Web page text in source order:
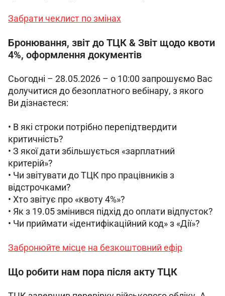
Забрати чеклист по змінах
Бронювання, звіт до ТЦК & Звіт щодо квоти
4%, оформлення документів
Сьогодні – 28.05.2026 – о 10:00 запрошуємо Вас
долучитися до безоплатного вебінару, з якого
Ви дізнаєтеся:
• В які строки потрібно перепідтвердити
критичність?
• З якої дати збільшується «зарплатний
критерій»?
• Чи звітувати до ТЦК про працівників з
відстрочками?
• Хто звітує про «квоту 4%»?
• Як з 19.05 змінився підхід до оплати відпусток?
• Чи приймати «ідентифікаційний код» з «Дії»?
Забронюйте місце на безкоштовний ефір
Що робити нам пора після акту ТЦК